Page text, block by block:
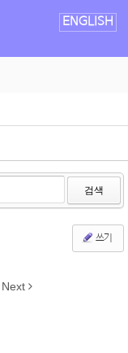
ENGLISH
검색
쓰기
Next